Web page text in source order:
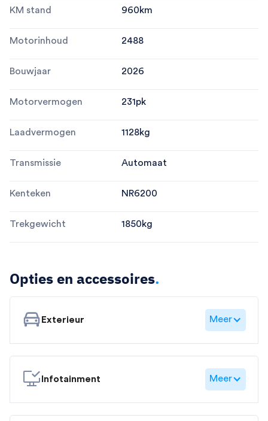
KM stand 960km
Motorinhoud 2488
Bouwjaar 2026
Motorvermogen 231pk
Laadvermogen 1128kg
Transmissie Automaat
Kenteken NR6200
Trekgewicht 1850kg
Opties en accessoires.
Exterieur Meer
Infotainment Meer